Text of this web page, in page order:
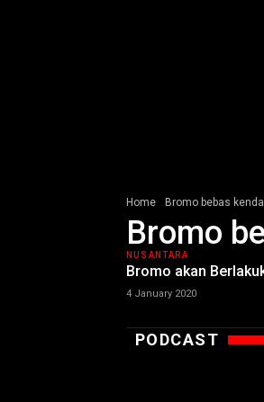
Home Bromo bebas
Bromo
NUSANTARA
Bromo akan
4 January 2020
PODCAST